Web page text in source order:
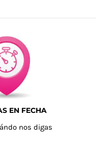
EN FECHA
nos digas